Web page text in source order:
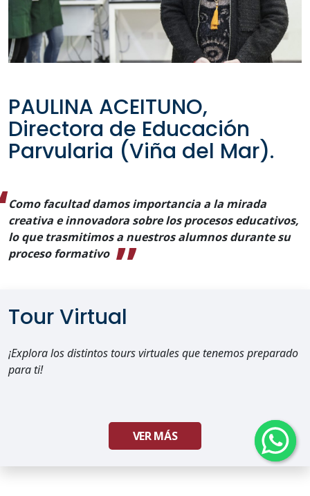
PAULINA ACEITUNO,
Directora de Educación
Parvularia (Viña del Mar).
Como facultad damos importancia a la mirada
creativa e innovadora sobre los procesos educativos,
lo que trasmitimos a nuestros alumnos durante su
proceso formativo
Tour Virtual
¡Explora los distintos tours virtuales que tenemos preparado
para ti!
VER MÁS